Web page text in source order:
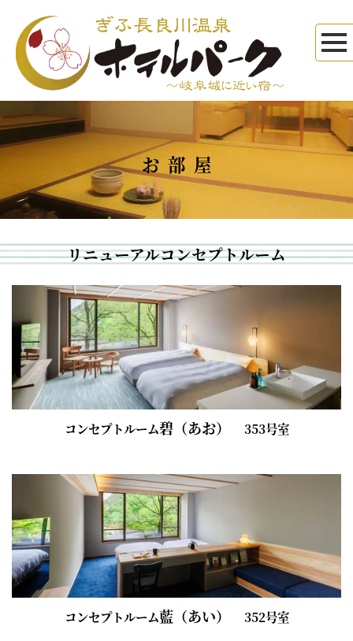
お部屋
リニューアルコンセプトルーム
コンセプトルーム碧（あお） 353号室
コンセプトルーム藍（あい） 352号室